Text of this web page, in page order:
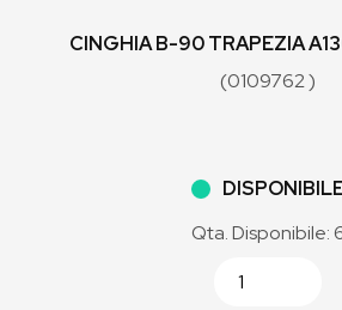
CINGHIA B-90 TRAPEZIA
(0109762 )
Qta. Disponibile: